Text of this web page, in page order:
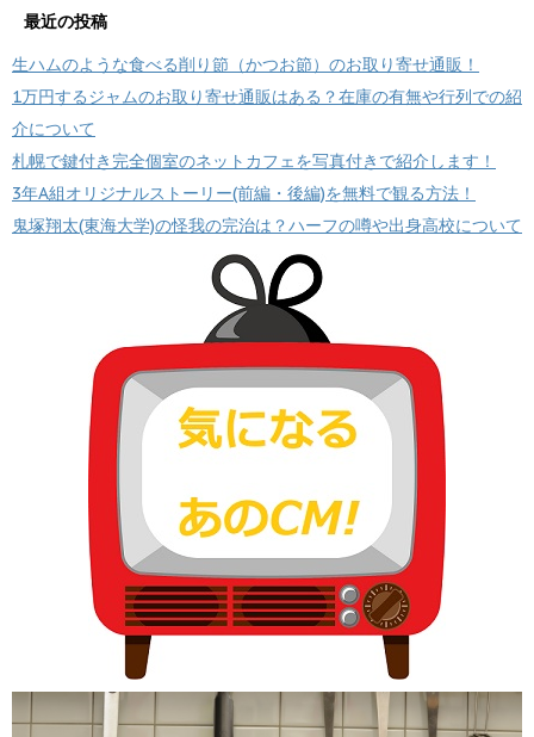
最近の投稿
生ハムのような食べる削り節（かつお節）のお取り寄せ通販！
1万円するジャムのお取り寄せ通販はある？在庫の有無や行列での紹
介について
札幌で鍵付き完全個室のネットカフェを写真付きで紹介します！
3年A組オリジナルストーリー(前編・後編)を無料で観る方法！
鬼塚翔太(東海大学)の怪我の完治は？ハーフの噂や出身高校について